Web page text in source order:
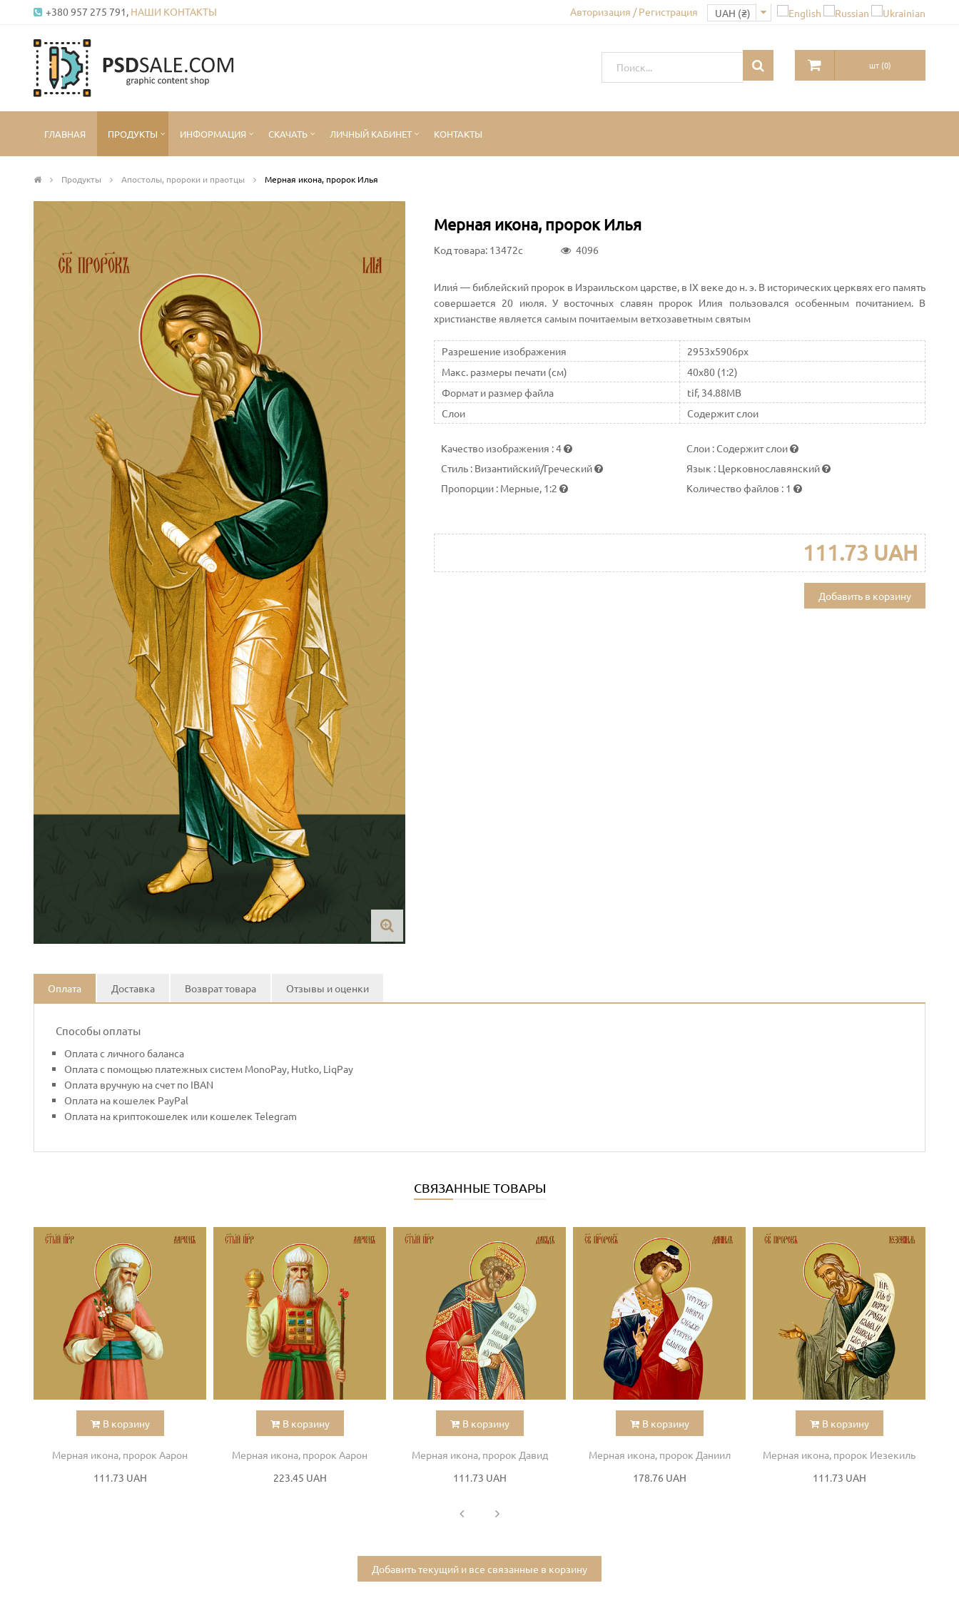
+380 957 275 791, НАШИ КОНТАКТЫ Авторизация / Регистрация
шт(0)
ГЛАВНАЯ ПРОДУКТЫ ИНФОРМАЦИЯ СКАЧАТЬ ЛИЧНЫЙ КАБИНЕТ КОНТАКТЫ
Продукты Апостолы, пророки и праотцы Мерная икона, пророк Илья
Мерная икона, пророк Илья
Код товара: 13472c 4096
Илия́ — библейский пророк в Израильском царстве, в IX веке до н. э. В исторических церквях его память
совершается 20 июля. У восточных славян пророк Илия пользовался особенным почитанием. В
христианстве является самым почитаемым ветхозаветным святым
Разрешение изображения
2953x5906px
Макс. размеры печати (см)
40x80 (1:2)
Формат и размер файла
tif, 34.88MB
Слои
Содержит слои
Качество изображения :4 Слои :Содержит слои
Стиль : Византийский/Греческий Язык : Церковнославянский
Пропорции : Мерные, 1:2 Количество файлов : 1
111.73 UAH
Добавить в корзину
Оплата Доставка Возврат товара Отзывы и оценки
Способы оплаты
Оплата с личного баланса
Оплата с помощью платежных систем MonoPay, Hutko, LiqPay
Оплата вручную на счет по IBAN
Оплата на кошелек PayPal
Оплата на криптокошелек или кошелек Telegram
СВЯЗАННЫЕ ТОВАРЫ
В корзину
Мерная икона, пророк Аарон
111.73 UAH
В корзину
Мерная икона, пророк Аарон
223.45 UAH
В корзину
Мерная икона, пророк Давид
111.73 UAH
В корзину
Мерная икона, пророк Даниил
178.76 UAH
В корзину
Мерная икона, пророк Иезекиль
111.73 UAH
Добавить текущий и все связанные в корзину